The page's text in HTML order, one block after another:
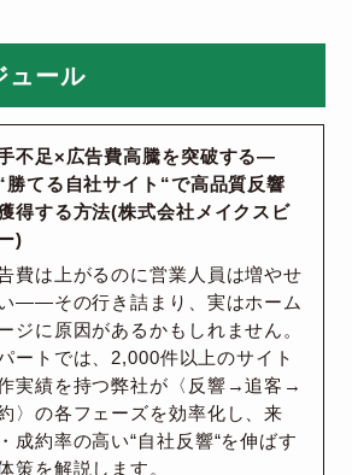
ュール
不足×広告費高騰を突破する―
てる自社サイト“で高品質反響
得する方法(株式会社メイクスビ
)
費は上がるのに営業人員は増やせ
――その行き詰まり、実はホーム
ジに原因があるかもしれません。
ートでは、2,000件以上のサイト
実績を持つ弊社が〈反響→追客→
〉の各フェーズを効率化し、来
成約率の高い“自社反響“を伸ばす
策を解説します。